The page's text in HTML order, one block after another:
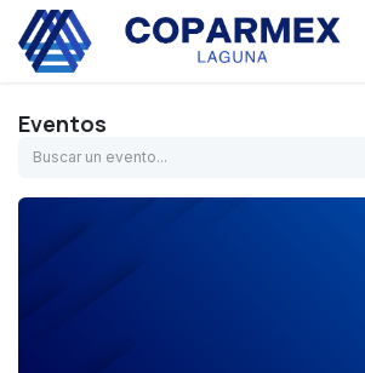
Ir al contenido
Eventos